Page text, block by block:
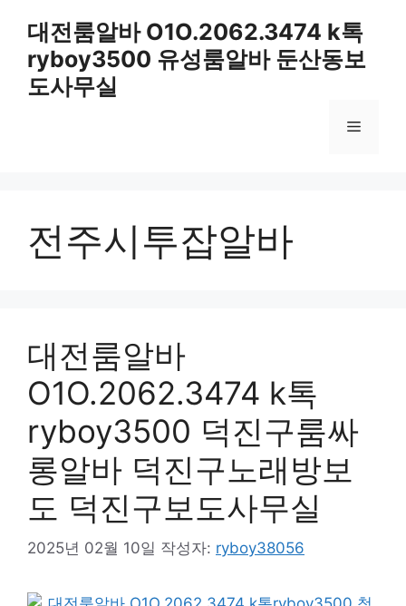
대전룸알바 O1O.2062.3474 k톡
ryboy3500 유성룸알바 둔산동보
도사무실
메
전주시투잡알바
대전룸알바
O1O.2062.3474 k톡
ryboy3500 덕진구룸싸
롱알바 덕진구노래방보
도 덕진구보도사무실
2025년 02월 10일 작성자: ryboy38056